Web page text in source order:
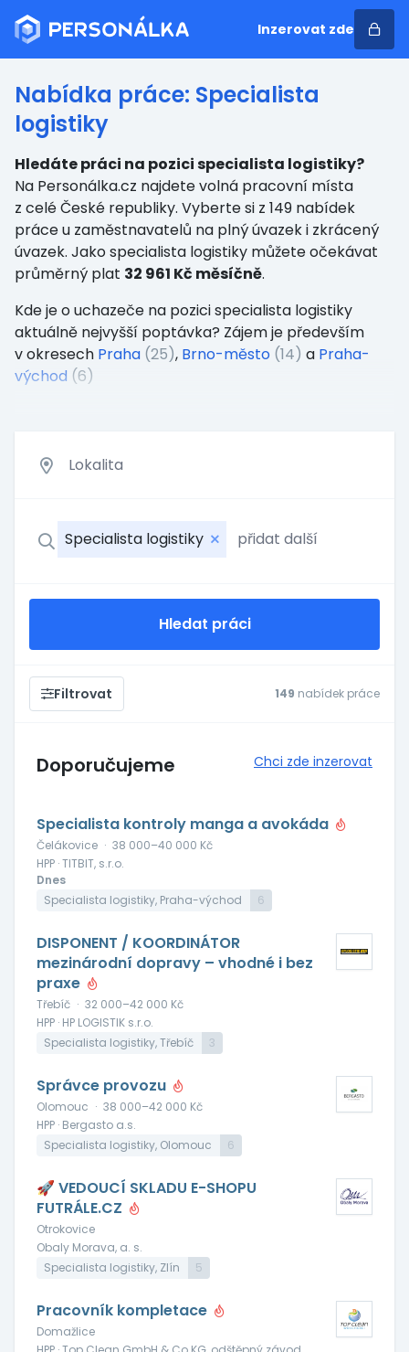
Inzerovat zde
Nabídka práce: Specialista
logistiky
Hledáte práci na pozici specialista logistiky?
Na Personálka.cz najdete volná pracovní místa
z celé České republiky. Vyberte si z 149 nabídek
práce u zaměstnavatelů na plný úvazek i zkrácený
úvazek. Jako specialista logistiky můžete očekávat
průměrný plat 32 961 Kč měsíčně.
Kde je o uchazeče na pozici specialista logistiky
aktuálně nejvyšší poptávka? Zájem je především
v okresech Praha (25), Brno-město (14) a Praha-
východ (6)
Specialista logistiky
Hledat práci
Filtrovat 149 nabídek práce
Doporučujeme Chci zde inzerovat
Specialista kontroly manga a avokáda
Čelákovice · 38 000–40 000 Kč
HPP · TITBIT, s.r.o.
Dnes
Specialista logistiky, Praha-východ
6
DISPONENT / KOORDINÁTOR
mezinárodní dopravy – vhodné i bez
praxe
Třebíč · 32 000–42 000 Kč
HPP · HP LOGISTIK s.r.o.
Specialista logistiky, Třebíč
3
Správce provozu
Olomouc · 38 000–42 000 Kč
HPP · Bergasto a.s.
Specialista logistiky, Olomouc
6
🚀 VEDOUCÍ SKLADU E-SHOPU
FUTRÁLE.CZ
Otrokovice
Obaly Morava, a. s.
Specialista logistiky, Zlín
5
Pracovník kompletace
Domažlice